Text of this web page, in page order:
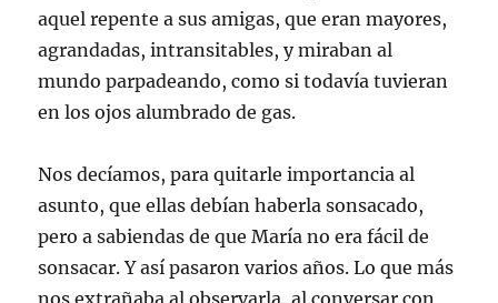
aquel repente a sus amigas, que eran mayores,
agrandadas, intransitables, y miraban al
mundo parpadeando, como si todavía tuvieran
en los ojos alumbrado de gas.
Nos decíamos, para quitarle importancia al
asunto, que ellas debían haberla sonsacado,
pero a sabiendas de que María no era fácil de
sonsacar. Y así pasaron varios años. Lo que más
nos extrañaba al observarla, al conversar con